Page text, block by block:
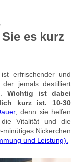
es kurz
ist erfrischender und
jemals destilliert
Wichtig ist dabei
kurz ist. 10-30
, denn sie helfen
Vitalität und die
minütiges Nickerchen
und Leistung).